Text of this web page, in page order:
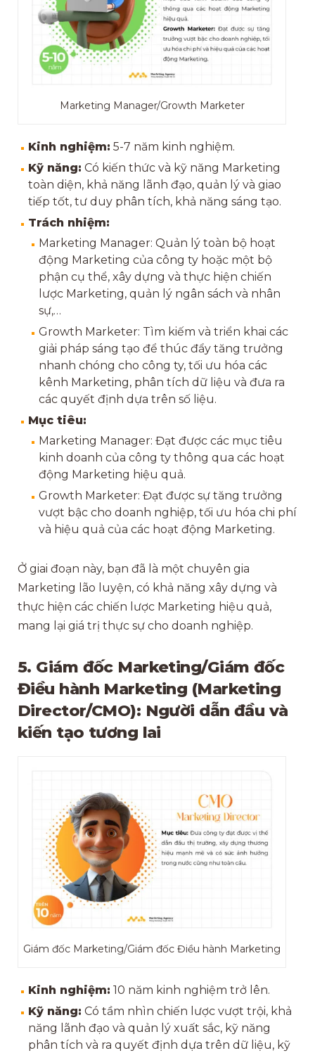
Marketing Manager/Growth Marketer
Kinh nghiệm: 5-7 năm kinh nghiệm.
Kỹ năng: Có kiến thức và kỹ năng Marketing
toàn diện, khả năng lãnh đạo, quản lý và giao
tiếp tốt, tư duy phân tích, khả năng sáng tạo.
Trách nhiệm:
Marketing Manager: Quản lý toàn bộ hoạt
động Marketing của công ty hoặc một bộ
phận cụ thể, xây dựng và thực hiện chiến
lược Marketing, quản lý ngân sách và nhân
sự,…
Growth Marketer: Tìm kiếm và triển khai các
giải pháp sáng tạo để thúc đẩy tăng trưởng
nhanh chóng cho công ty, tối ưu hóa các
kênh Marketing, phân tích dữ liệu và đưa ra
các quyết định dựa trên số liệu.
Mục tiêu:
Marketing Manager: Đạt được các mục tiêu
kinh doanh của công ty thông qua các hoạt
động Marketing hiệu quả.
Growth Marketer: Đạt được sự tăng trưởng
vượt bậc cho doanh nghiệp, tối ưu hóa chi phí
và hiệu quả của các hoạt động Marketing.
Ở giai đoạn này, bạn đã là một chuyên gia
Marketing lão luyện, có khả năng xây dựng và
thực hiện các chiến lược Marketing hiệu quả,
mang lại giá trị thực sự cho doanh nghiệp.
5. Giám đốc Marketing/Giám đốc
Điều hành Marketing (Marketing
Director/CMO): Người dẫn đầu và
kiến tạo tương lai
Giám đốc Marketing/Giám đốc Điều hành Marketing
Kinh nghiệm: 10 năm kinh nghiệm trở lên.
Kỹ năng: Có tầm nhìn chiến lược vượt trội, khả
năng lãnh đạo và quản lý xuất sắc, kỹ năng
phân tích và ra quyết định dựa trên dữ liệu, kỹ